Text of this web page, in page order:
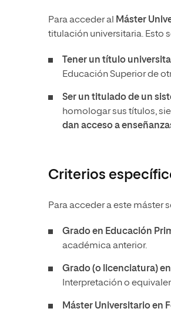
Para acceder al Máster
titulación universitaria. Esto
Tener un título
Educación Superior de
Ser un titulado de un
homologar sus títulos,
dan acceso a
Criterios
Para acceder a este máster
Grado en Educación
académica anterior.
Grado (o licenciatura)
Interpretación o
Máster Universitario en